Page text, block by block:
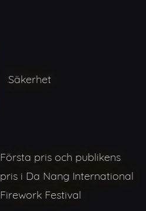
Säkerhet
Första pris och publikens
pris i Da Nang International
Firework Festival